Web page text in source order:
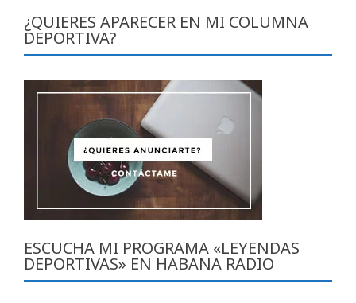
¿QUIERES APARECER EN MI COLUMNA
DEPORTIVA?
ESCUCHA MI PROGRAMA «LEYENDAS
DEPORTIVAS» EN HABANA RADIO